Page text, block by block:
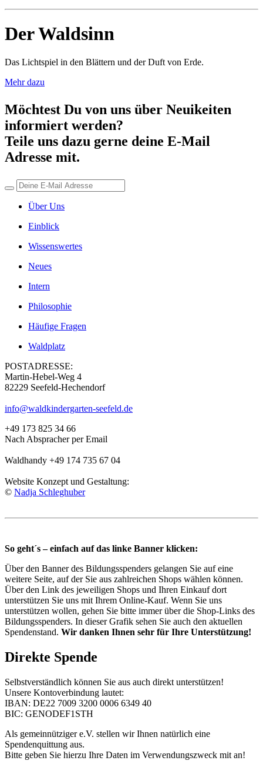
Der Waldsinn
Das Lichtspiel in den Blättern und der Duft von Erde.
Mehr dazu
Möchtest Du von uns über Neuikeiten
informiert werden?
Teile uns dazu gerne deine E-Mail
Adresse mit.
Über Uns
Einblick
Wissenswertes
Neues
Intern
Philosophie
Häufige Fragen
Waldplatz
POSTADRESSE:
Martin-Hebel-Weg 4
82229 Seefeld-Hechendorf
info@waldkindergarten-seefeld.de
+49 173 825 34 66
Nach Abspracher per Email
Waldhandy +49 174 735 67 04
Website Konzept und Gestaltung:
© Nadja Schleghuber
So geht´s – einfach auf das linke Banner klicken:
Über den Banner des Bildungsspenders gelangen Sie auf eine
weitere Seite, auf der Sie aus zahlreichen Shops wählen können.
Über den Link des jeweiligen Shops und Ihren Einkauf dort
unterstützen Sie uns mit Ihrem Online-Kauf. Wenn Sie uns
unterstützen wollen, gehen Sie bitte immer über die Shop-Links des
Bildungsspenders. In dieser Grafik sehen Sie auch den aktuellen
Spendenstand. Wir danken Ihnen sehr für Ihre Unterstützung!
Direkte Spende
Selbstverständlich können Sie aus auch direkt unterstützen!
Unsere Kontoverbindung lautet:
IBAN: DE22 7009 3200 0006 6349 40
BIC: GENODEF1STH
Als gemeinnütziger e.V. stellen wir Ihnen natürlich eine
Spendenquittung aus.
Bitte geben Sie hierzu Ihre Daten im Verwendungszweck mit an!